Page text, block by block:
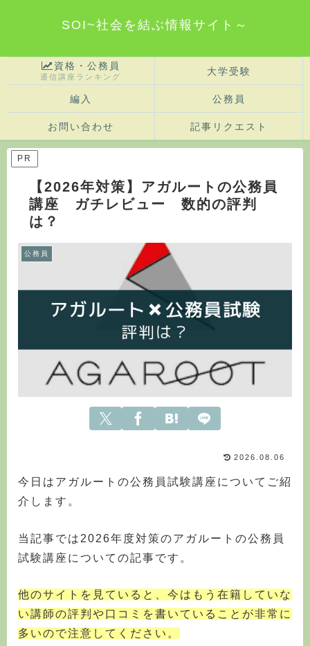
SOI~社会を結ぶ情報サイト～
資格・公務員
通信講座ランキング
大学受験
編入 公務員
お問い合わせ 記事リクエスト
PR
【2026年対策】アガルートの公務員
講座 ガチレビュー 数的の評判
は？
公務員
2026.08.06
今日はアガルートの公務員試験講座についてご紹
介します。
当記事では2026年度対策のアガルートの公務員
試験講座についての記事です。
他のサイトを見ていると、今はもう在籍していな
い講師の評判や口コミを書いていることが非常に
多いので注意してください。